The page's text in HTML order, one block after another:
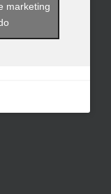
marketing